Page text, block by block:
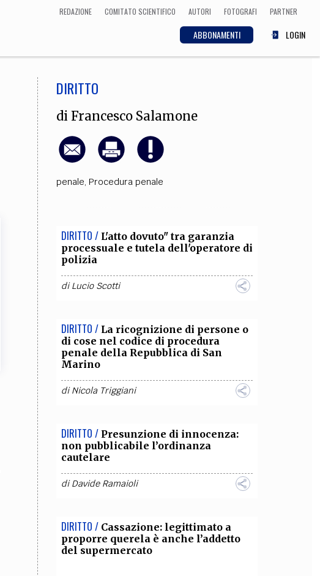
REDAZIONE COMITATO SCIENTIFICO AUTORI FOTOGRAFI PARTNER
ABBONAMENTI LOGIN
ECONOMIA
Matematica, Fisica,
Biologia, Cifrematica,
CULTURA
Arte, Cinema, Musica,
DIRITTO
di Francesco Salamone
penale, Procedura penale
DIRITTO / L'atto dovuto" tra garanzia
processuale e tutela dell'operatore di
polizia
diLucio Scotti
DIRITTO / La ricognizione di persone o
di cose nel codice di procedura
penale della Repubblica di San
Marino
diNicola Triggiani
DIRITTO / Presunzione di innocenza:
non pubblicabile l’ordinanza
cautelare
diDavide Ramaioli
DIRITTO / Cassazione: legittimato a
proporre querela è anche l’addetto
del supermercato